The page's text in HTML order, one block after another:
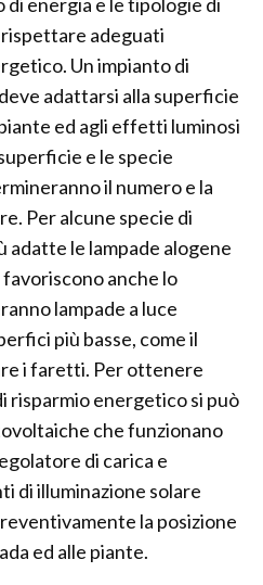
rispettare adeguati
Un impianto di
adattarsi alla superficie
ed agli effetti luminosi
e le specie
il numero e la
Per alcune specie di
adatte le lampade alogene
anche lo
lampade a luce
più basse, come il
i faretti. Per ottenere
risparmio energetico si può
che funzionano
di carica e
di illuminazione solare
la posizione
ed alle piante.